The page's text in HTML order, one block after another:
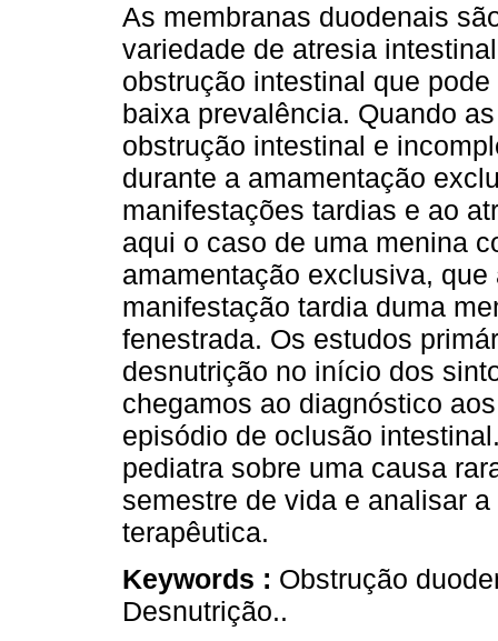
As membranas duodenais
variedade de atresia
obstrução intestinal que
baixa prevalência. Quando
obstrução intestinal e
durante a amamentação
manifestações tardias e ao
aqui o caso de uma menina
amamentação exclusiva,
manifestação tardia duma
fenestrada. Os estudos
desnutrição no início dos
chegamos ao diagnóstico
episódio de oclusão
pediatra sobre uma causa
semestre de vida e analisar
terapêutica.
Keywords : Obstrução
Desnutrição..